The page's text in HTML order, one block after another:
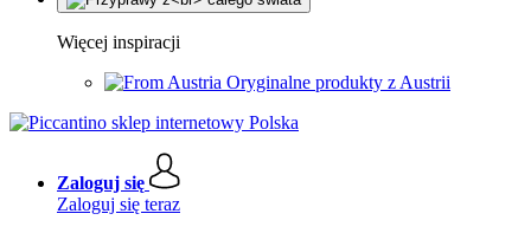
Więcej inspiracji
Oryginalne produkty z Austrii
Zaloguj się
Zaloguj się teraz